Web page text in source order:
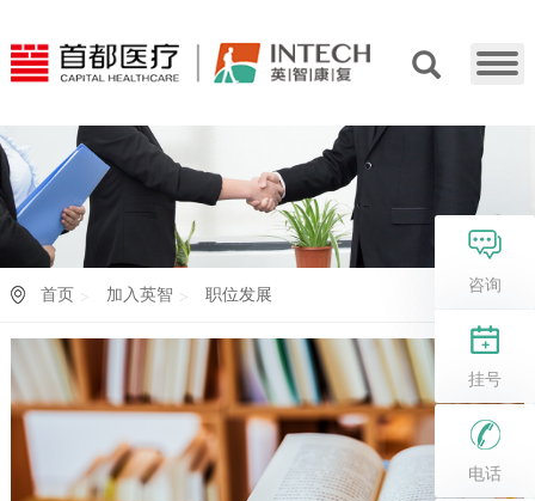
首页 加入英智 职位发展
咨询
挂号
电话